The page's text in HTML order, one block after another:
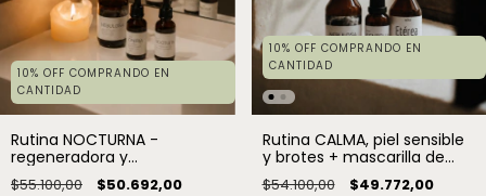
10% OFF COMPRANDO EN
CANTIDAD
Rutina NOCTURNA -
regeneradora y
despigmentante
$55.100,00 $50.692,00
10% OFF COMPRANDO EN
CANTIDAD
Rutina CALMA, piel sensible
y brotes + mascarilla de
regalo
$54.100,00 $49.772,00